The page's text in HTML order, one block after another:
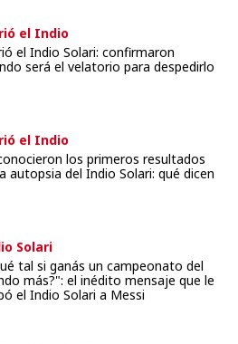
el Indio
el Indio Solari: confirmaron
será el velatorio para despedirlo
el Indio
los primeros resultados
autopsia del Indio Solari: qué dicen
Solari
tal si ganás un campeonato del
más?": el inédito mensaje que le
el Indio Solari a Messi